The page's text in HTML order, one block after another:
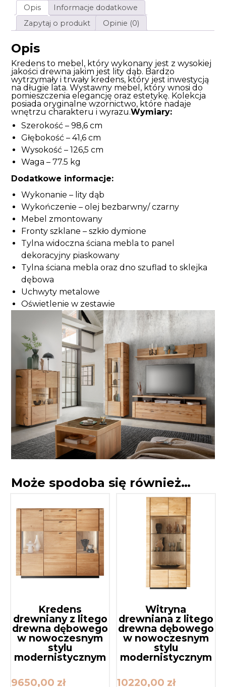
Opis
Informacje dodatkowe
Zapytaj o produkt
Opinie (0)
Opis
Kredens to mebel, który wykonany jest z wysokiej
jakości drewna jakim jest lity dąb. Bardzo
wytrzymały i trwały kredens, który jest inwestycją
na długie lata. Wystawny mebel, który wnosi do
pomieszczenia elegancję oraz estetykę. Kolekcja
posiada oryginalne wzornictwo, które nadaje
wnętrzu charakteru i wyrazu.Wymiary:
Szerokość – 98,6 cm
Głębokość – 41,6 cm
Wysokość – 126,5 cm
Waga – 77.5 kg
Dodatkowe informacje:
Wykonanie – lity dąb
Wykończenie – olej bezbarwny/ czarny
Mebel zmontowany
Fronty szklane – szkło dymione
Tylna widoczna ściana mebla to panel
dekoracyjny piaskowany
Tylna ściana mebla oraz dno szuflad to sklejka
dębowa
Uchwyty metalowe
Oświetlenie w zestawie
Może spodoba się również…
Kredens
drewniany z litego
drewna dębowego
w nowoczesnym
stylu
modernistycznym
9650,00 zł
Witryna
drewniana z litego
drewna dębowego
w nowoczesnym
stylu
modernistycznym
10220,00 zł